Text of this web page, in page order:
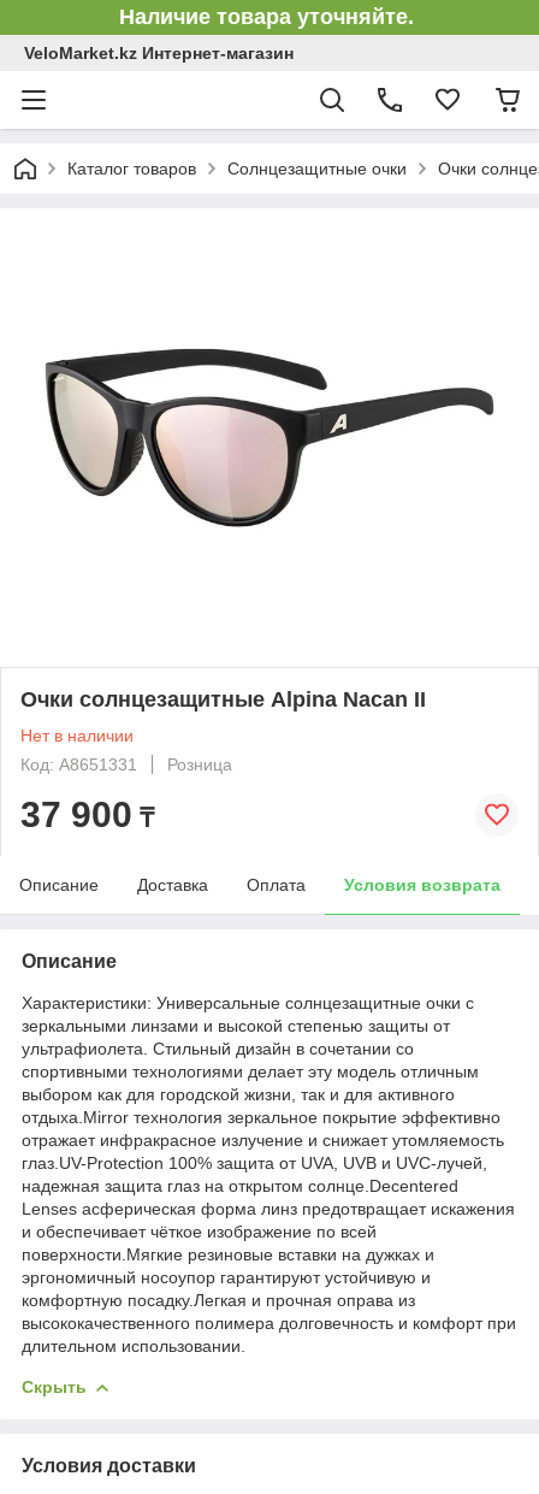
Наличие товара уточняйте.
VeloMarket.kz Интернет-магазин
Каталог товаров Солнцезащитные очки Очки
Очки солнцезащитные Alpina Nacan II
Нет в наличии
Код: A8651331
Розница
37 900 ₸
Описание Доставка Оплата Условия возврата
Описание
Характеристики: Универсальные солнцезащитные очки с
зеркальными линзами и высокой степенью защиты от
ультрафиолета. Стильный дизайн в сочетании со
спортивными технологиями делает эту модель отличным
выбором как для городской жизни, так и для активного
отдыха.Mirror технология зеркальное покрытие эффективно
отражает инфракрасное излучение и снижает утомляемость
глаз.UV-Protection 100% защита от UVA, UVB и UVC-лучей,
надежная защита глаз на открытом солнце.Decentered
Lenses асферическая форма линз предотвращает искажения
и обеспечивает чёткое изображение по всей
поверхности.Мягкие резиновые вставки на дужках и
эргономичный носоупор гарантируют устойчивую и
комфортную посадку.Легкая и прочная оправа из
высококачественного полимера долговечность и комфорт при
длительном использовании.
Скрыть
Условия доставки